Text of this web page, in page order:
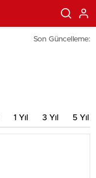
Son Güncelleme:
1 Yıl 3 Yıl 5 Yıl